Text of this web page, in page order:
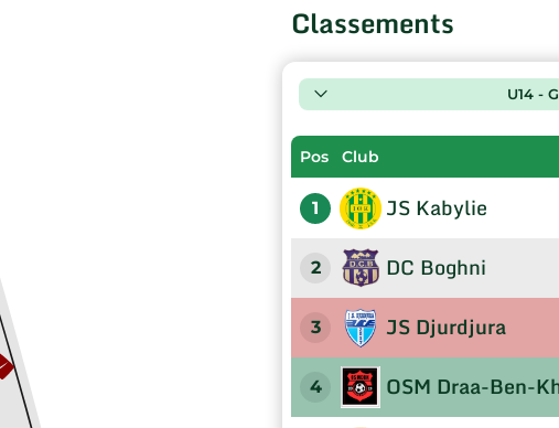
Classements
U14 -
Pos Club
1 JS Kabylie
2 DC Boghni
3 JS Djurdjura
4 OSM Draa-Ben-